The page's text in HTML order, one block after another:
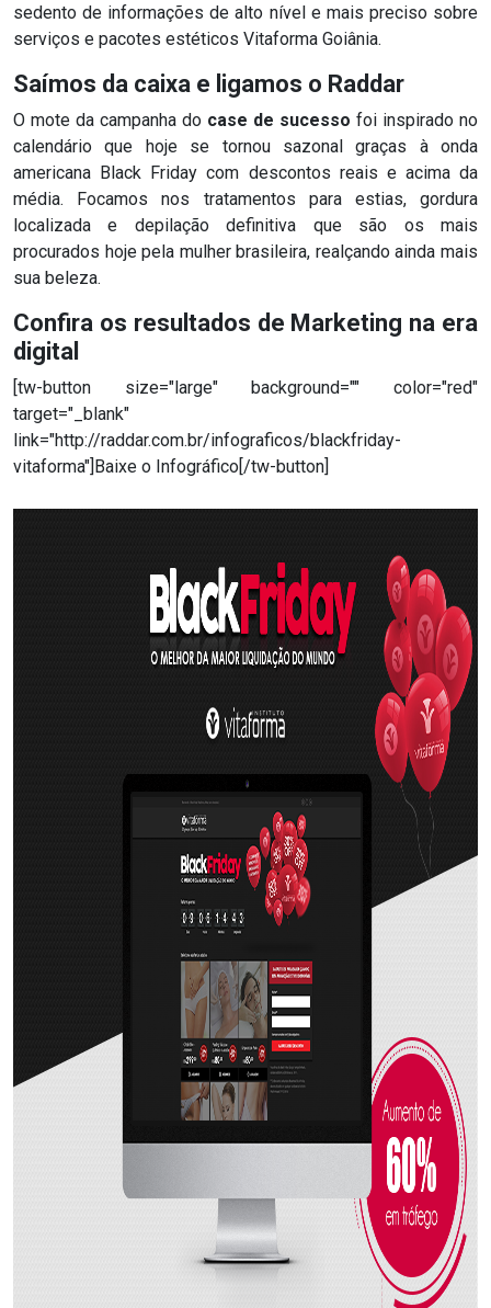
sedento de informações de alto nível e mais preciso sobre
serviços e pacotes estéticos Vitaforma Goiânia.
Saímos da caixa e ligamos o Raddar
O mote da campanha do case de sucesso foi inspirado no
calendário que hoje se tornou sazonal graças à onda
americana Black Friday com descontos reais e acima da
média. Focamos nos tratamentos para estias, gordura
localizada e depilação definitiva que são os mais
procurados hoje pela mulher brasileira, realçando ainda mais
sua beleza.
Confira os resultados de Marketing na era
digital
[tw-button size="large" background="" color="red"
target="_blank"
link="http://raddar.com.br/infograficos/blackfriday-
vitaforma"]Baixe o Infográfico[/tw-button]